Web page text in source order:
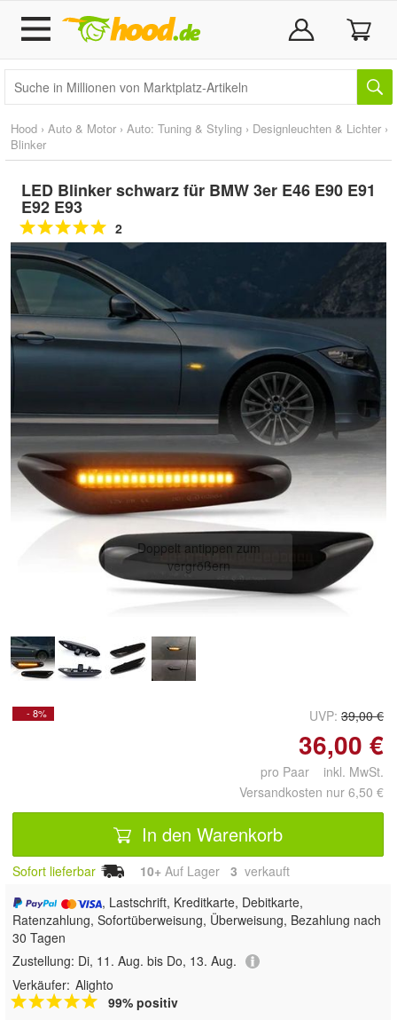
Hood › Auto & Motor › Auto: Tuning & Styling › Designleuchten & Lichter ›
Blinker
LED Blinker schwarz für BMW 3er E46 E90 E91
E92 E93
2
Doppelt antippen zum
vergrößern
- 8% UVP: 39,00 €
36,00 €
pro Paar inkl. MwSt.
Versandkosten nur 6,50 €
In den Warenkorb
Sofort lieferbar 10+ Auf Lager 3 verkauft
, Lastschrift, Kreditkarte, Debitkarte,
Ratenzahlung, Sofortüberweisung, Überweisung, Bezahlung nach
30 Tagen
Zustellung: Di, 11. Aug. bis Do, 13. Aug.
Verkäufer: Alighto
99% positiv